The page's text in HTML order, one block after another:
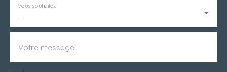
-
Vous souhaitez
Votre message